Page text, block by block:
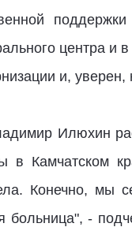
центра и
и,
Илюхин
в Камчатском
Конечно, мы
больница", -